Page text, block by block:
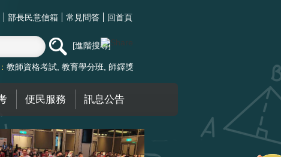
部長民意信箱 常見問答 回首頁
進階搜尋
教師資格考試 教育學分班 師鐸獎
便民服務 訊息公告